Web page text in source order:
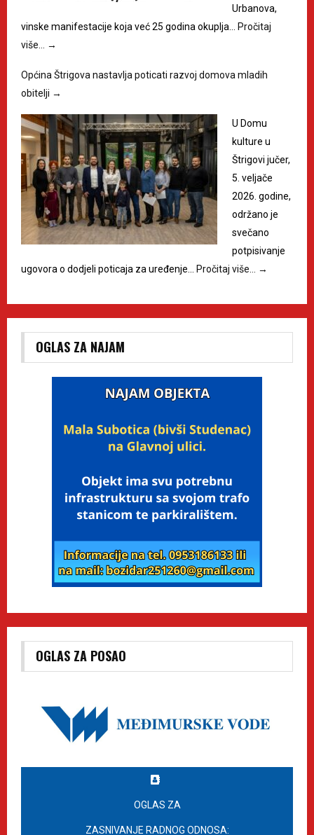
Urbanova,
vinske manifestacije koja već 25 godina okuplja… Pročitaj
više… →
Općina Štrigova nastavlja poticati razvoj domova mladih
obitelji →
U Domu
kulture u
Štrigovi jučer,
5. veljače
2026. godine,
održano je
svečano
potpisivanje
ugovora o dodjeli poticaja za uređenje… Pročitaj više… →
OGLAS ZA NAJAM
OGLAS ZA POSAO
OGLAS ZA
ZASNIVANJE RADNOG ODNOSA: